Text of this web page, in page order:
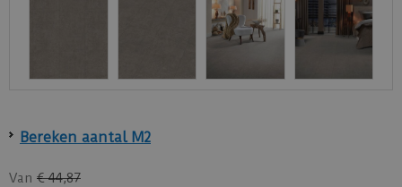
Bereken aantal M2
Van € 44,87